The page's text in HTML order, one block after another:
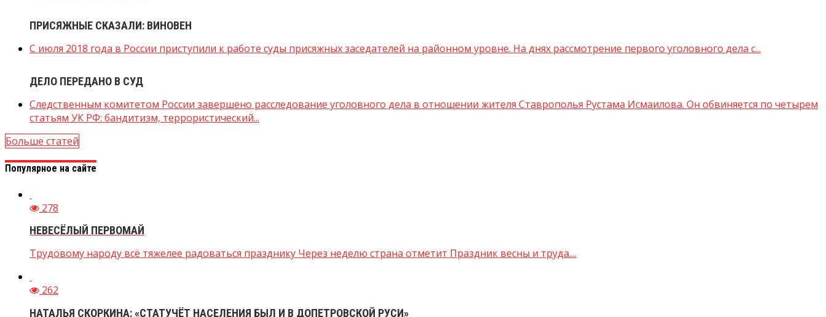
ПРИСЯЖНЫЕ СКАЗАЛИ: ВИНОВЕН
С июля 2018 года в России приступили к работе суды присяжных заседателей на районном уровне. На днях рассмотрение первого уголовного дела с...
ДЕЛО ПЕРЕДАНО В СУД
Следственным комитетом России завершено расследование уголовного дела в отношении жителя Ставрополья Рустама Исмаилова. Он обвиняется по четырем
статьям УК РФ: бандитизм, террористический...
Больше статей
Популярное на сайте
278
НЕВЕСЁЛЫЙ ПЕРВОМАЙ
Трудовому народу всё тяжелее радоваться празднику Через неделю страна отметит Праздник весны и труда....
262
НАТАЛЬЯ СКОРКИНА: «СТАТУЧЁТ НАСЕЛЕНИЯ БЫЛ И В ДОПЕТРОВСКОЙ РУСИ»